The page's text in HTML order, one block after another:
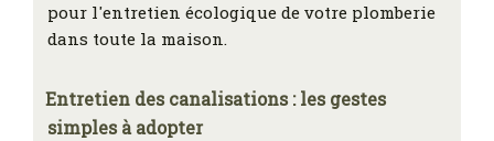
pour l'entretien écologique de votre plomberie
dans toute la maison.
Entretien des canalisations : les gestes
simples à adopter